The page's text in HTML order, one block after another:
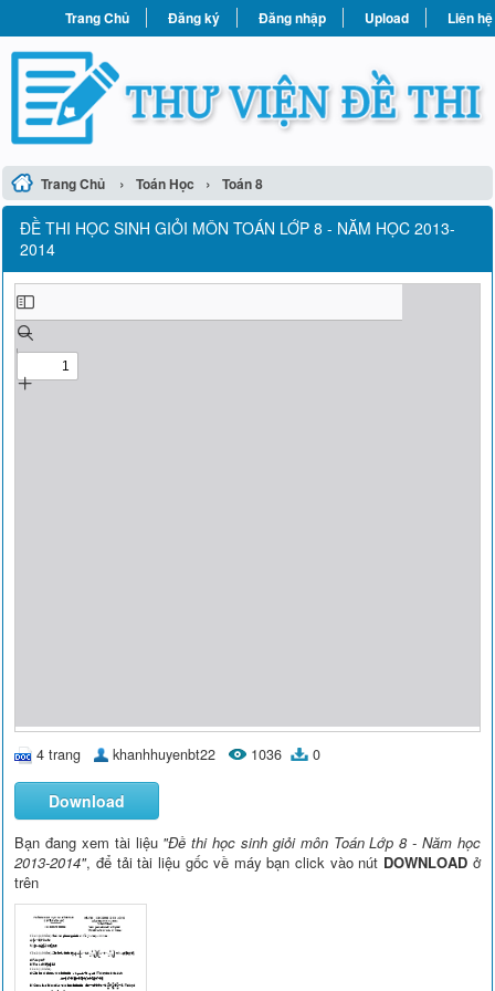
Trang Chủ Đăng ký Đăng nhập Upload Liên hệ
Trang Chủ › Toán Học › Toán 8
ĐỀ THI HỌC SINH GIỎI MÔN TOÁN LỚP 8 - NĂM HỌC 2013-
2014
4 trang khanhhuyenbt22 1036 0
Download
Bạn đang xem tài liệu "Đề thi học sinh giỏi môn Toán Lớp 8 - Năm học
2013-2014", để tải tài liệu gốc về máy bạn click vào nút DOWNLOAD ở
trên